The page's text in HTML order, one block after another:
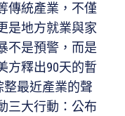
傳統產業，不僅
是地方就業與家
不是預警，而是
方釋出90天的暫
整最近產業的聲
三大行動：公布